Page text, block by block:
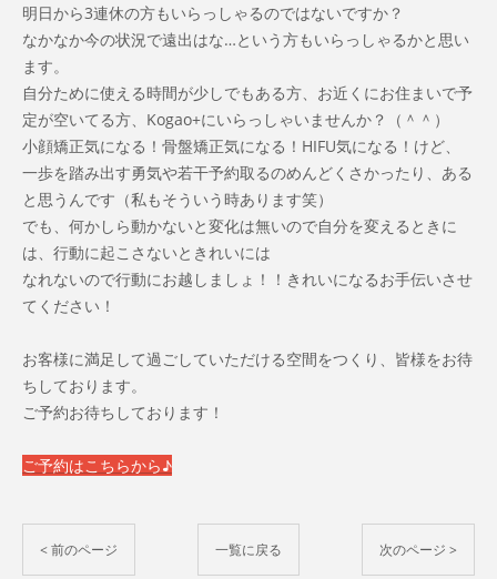
明日から3連休の方もいらっしゃるのではないですか？
なかなか今の状況で遠出はな…という方もいらっしゃるかと思い
ます。
自分ために使える時間が少しでもある方、お近くにお住まいで予
定が空いてる方、Kogao+にいらっしゃいませんか？（＾＾）
小顔矯正気になる！骨盤矯正気になる！HIFU気になる！けど、
一歩を踏み出す勇気や若干予約取るのめんどくさかったり、ある
と思うんです（私もそういう時あります笑）
でも、何かしら動かないと変化は無いので自分を変えるときに
は、行動に起こさないときれいには
なれないので行動にお越しましょ！！きれいになるお手伝いさせ
てください！
お客様に満足して過ごしていただける空間をつくり、皆様をお待
ちしております。
ご予約お待ちしております！
ご予約はこちらから♪
< 前のページ 一覧に戻る 次のページ >